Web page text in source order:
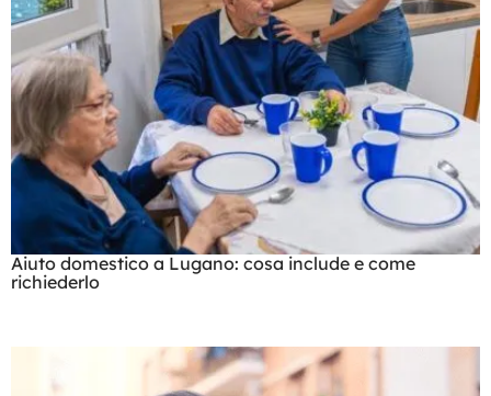
Aiuto domestico a Lugano: cosa include e come
richiederlo